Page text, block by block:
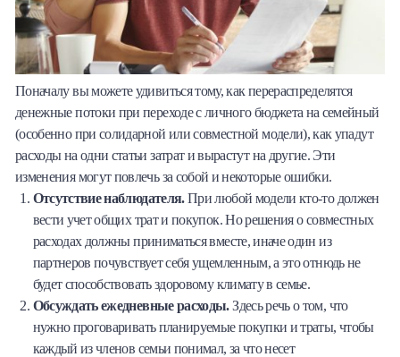
Поначалу вы можете удивиться тому, как перераспределятся
денежные потоки при переходе с личного бюджета на семейный
(особенно при солидарной или совместной модели), как упадут
расходы на одни статьи затрат и вырастут на другие. Эти
изменения могут повлечь за собой и некоторые ошибки.
Отсутствие наблюдателя.При любой модели кто-то должен
вести учет общих трат и покупок. Но решения о совместных
расходах должны приниматься вместе, иначе один из
партнеров почувствует себя ущемленным, а это отнюдь не
будет способствовать здоровому климату в семье.
Обсуждать ежедневные расходы.Здесь речь о том, что
нужно проговаривать планируемые покупки и траты, чтобы
каждый из членов семьи понимал, за что несет